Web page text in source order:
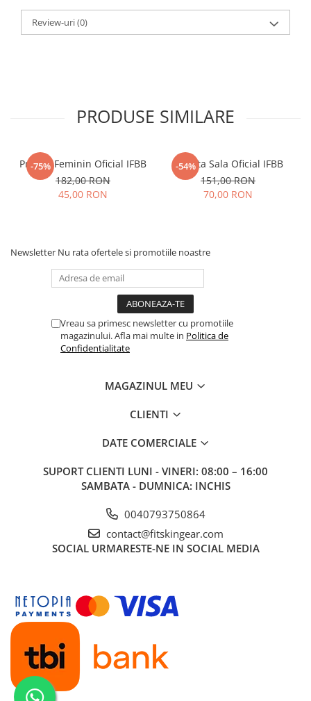
Review-uri(0)
PRODUSE SIMILARE
-75%
Prosop Feminin Oficial IFBB
182,00 RON
45,00 RON
-54%
Geanta Sala Oficial IFBB
151,00 RON
70,00 RON
Newsletter Nu rata ofertele si promotiile noastre
Vreau sa primesc newsletter cu promotiile
magazinului. Afla mai multe in Politica de
Confidentialitate
MAGAZINUL MEU
CLIENTI
DATE COMERCIALE
SUPORT CLIENTI LUNI - VINERI: 08:00 – 16:00
SAMBATA - DUMNICA: INCHIS
0040793750864
contact@fitskingear.com
SOCIAL URMARESTE-NE IN SOCIAL MEDIA